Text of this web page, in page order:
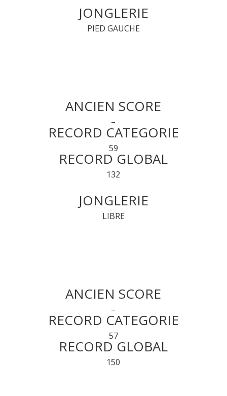
JONGLERIE
PIED GAUCHE
ANCIEN SCORE
–
RECORD CATEGORIE
59
RECORD GLOBAL
132
JONGLERIE
LIBRE
ANCIEN SCORE
–
RECORD CATEGORIE
57
RECORD GLOBAL
150